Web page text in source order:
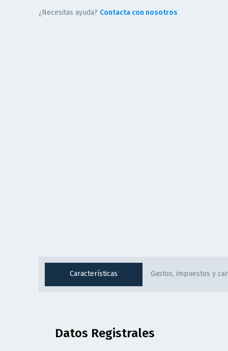
¿Necesitas ayuda? Contacta con nosotros
Características Gastos, impuestos y
Datos Registrales